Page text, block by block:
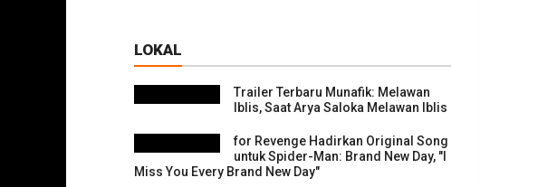
LOKAL
Trailer Terbaru Munafik: Melawan
Iblis, Saat Arya Saloka Melawan Iblis
for Revenge Hadirkan Original Song
untuk Spider-Man: Brand New Day, "I
Miss You Every Brand New Day"